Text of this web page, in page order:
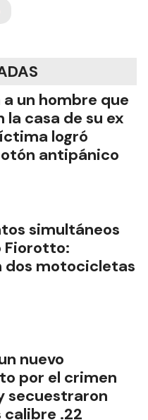
un hombre que
la casa de su ex
logró
antipánico
simultáneos
Fiorotto:
dos motocicletas
nuevo
por el crimen
secuestraron
.22